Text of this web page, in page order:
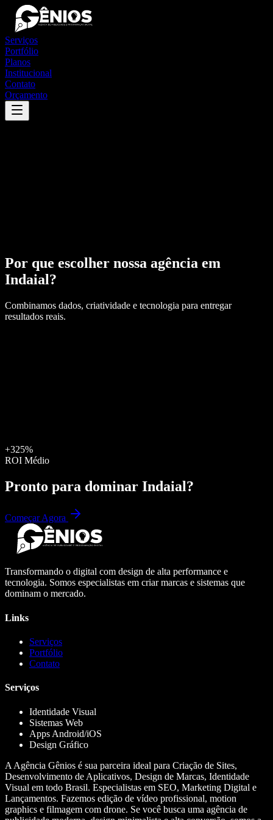
Serviços
Portfólio
Planos
Institucional
Contato
Orçamento
Por que escolher nossa agência em
Indaial?
Combinamos dados, criatividade e tecnologia para entregar
resultados reais.
+325%
ROI Médio
Pronto para dominar Indaial?
Começar Agora
Transformando o digital com design de alta performance e
tecnologia. Somos especialistas em criar marcas e sistemas que
dominam o mercado.
Links
Serviços
Portfólio
Contato
Serviços
Identidade Visual
Sistemas Web
Apps Android/iOS
Design Gráfico
A Agência Gênios é sua parceira ideal para Criação de Sites,
Desenvolvimento de Aplicativos, Design de Marcas, Identidade
Visual em todo Brasil. Especialistas em SEO, Marketing Digital e
Lançamentos. Fazemos edição de vídeo profissional, motion
graphics e filmagem com drone. Se você busca uma agência de